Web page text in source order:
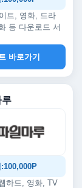
트, 영화, 드라
등 다운로드 서
바로가기
루
하드, 영화, TV